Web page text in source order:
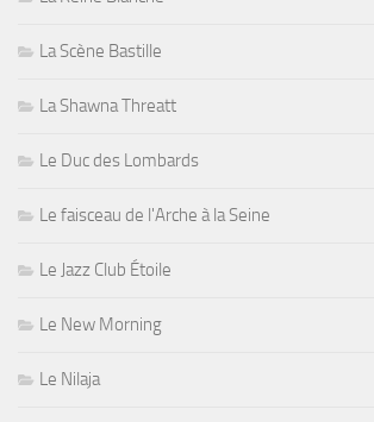
La Scène Bastille
La Shawna Threatt
Le Duc des Lombards
Le faisceau de l'Arche à la Seine
Le Jazz Club Étoile
Le New Morning
Le Nilaja